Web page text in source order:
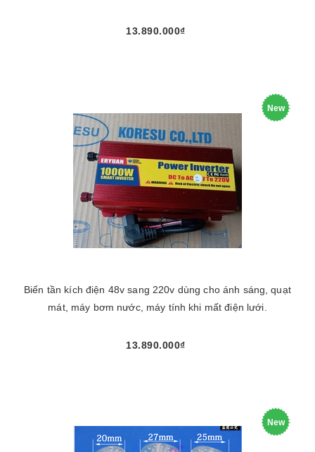
13.890.000₫
New
Biến tần kích điện 48v sang 220v dùng cho ánh sáng, quạt
mát, máy bơm nước, máy tính khi mất điện lưới.
13.890.000₫
New